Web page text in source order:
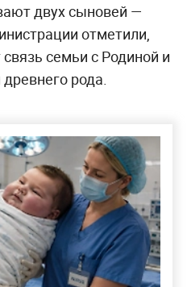
двух сыновей —
отметили,
семьи с Родиной и
рода.